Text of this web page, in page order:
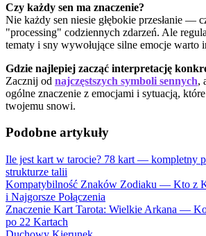
Czy każdy sen ma znaczenie?
Nie każdy sen niesie głębokie przesłanie —
"processing" codziennych zdarzeń. Ale
tematy i sny wywołujące silne emocje warto
Gdzie najlepiej zacząć interpretację
Zacznij od najczęstszych symboli sennych,
ogólne znaczenie z emocjami i sytuacją,
twojemu snowi.
Podobne artykuły
Ile jest kart w tarocie? 78 kart — kompletny
strukturze talii
Kompatybilność Znaków Zodiaku — Kto z
i Najgorsze Połączenia
Znaczenie Kart Tarota: Wielkie Arkana —
po 22 Kartach